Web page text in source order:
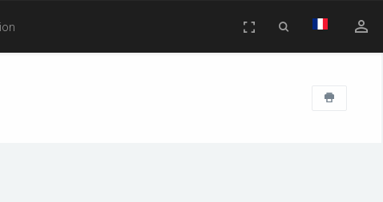
Toggle fullscreen person_outline